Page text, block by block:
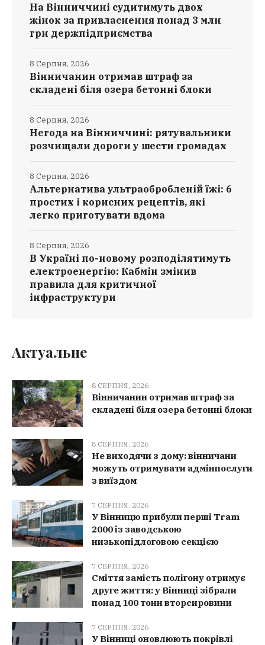
На Вінниччині судитимуть двох
жінок за привласнення понад 3 млн
грн держпідприємства
Вінничанин отримав штраф за
складені біля озера бетонні блоки
8 Серпня, 2026
Негода на Вінниччині: рятувальники
розчищали дороги у шести громадах
8 Серпня, 2026
Альтернатива ультраобробленій їжі: 6
простих і корисних рецептів, які
легко приготувати вдома
8 Серпня, 2026
В Україні по-новому розподілятимуть
електроенергію: Кабмін змінив
правила для критичної
інфраструктури
8 Серпня, 2026
Актуальне
8 СЕРПНЯ, 2026
Вінничанин отримав штраф за
складені біля озера бетонні блоки
8 СЕРПНЯ, 2026
Не виходячи з дому: вінничани
можуть отримувати адмінпослуги
з виїздом
7 СЕРПНЯ, 2026
У Вінницю прибули перші Tram
2000 із заводською
низькопідлоговою секцією
7 СЕРПНЯ, 2026
Сміття замість полігону отримує
друге життя: у Вінниці зібрали
понад 100 тонн вторсировини
7 СЕРПНЯ, 2026
У Вінниці оновлюють покрівлі